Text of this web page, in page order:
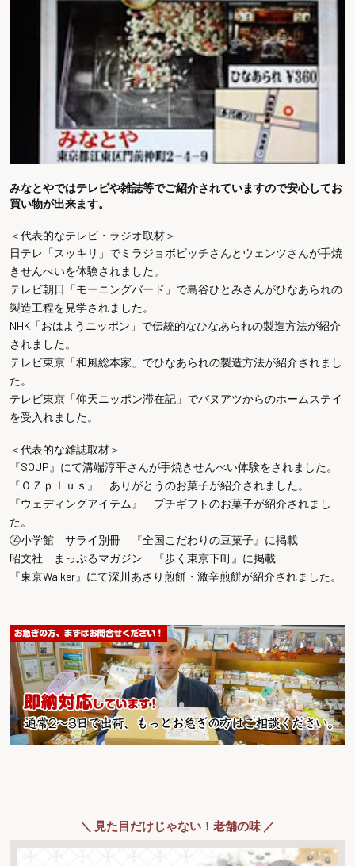
みなとやではテレビや雑誌等でご紹介されていますので安心してお
買い物が出来ます。
＜代表的なテレビ・ラジオ取材＞
日テレ「スッキリ」でミラジョボビッチさんとウェンツさんが手焼
きせんべいを体験されました。
テレビ朝日「モーニングバード」で島谷ひとみさんがひなあられの
製造工程を見学されました。
NHK「おはようニッポン」で伝統的なひなあられの製造方法が紹介
されました。
テレビ東京「和風総本家」でひなあられの製造方法が紹介されまし
た。
テレビ東京「仰天ニッポン滞在記」でバヌアツからのホームステイ
を受入れました。
＜代表的な雑誌取材＞
『SOUP』にて溝端淳平さんが手焼きせんべい体験をされました。
『ＯＺｐｌｕｓ』 ありがとうのお菓子が紹介されました。
『ウェディングアイテム』 プチギフトのお菓子が紹介されまし
た。
⑭小学館 サライ別冊 『全国こだわりの豆菓子』に掲載
昭文社 まっぷるマガジン 『歩く東京下町』に掲載
『東京Walker』にて深川あさり煎餅・激辛煎餅が紹介されました。
＼ 見た目だけじゃない！老舗の味 ／